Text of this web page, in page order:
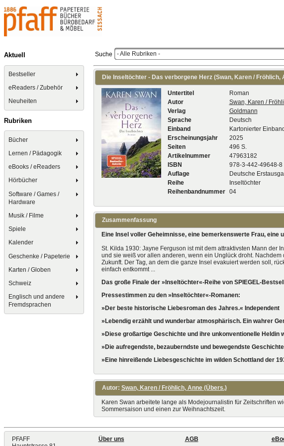
Aktuell
Bestseller
eReaders / Zubehör
Neuheiten
Rubriken
Bücher
Lernen / Pädagogik
eBooks / eReaders
Hörbücher
Software / Games /
Hardware
Musik / Filme
Spiele
Kalender
Geschenke / Papeterie
Karten / Globen
Schweiz
Englisch und andere
Fremdsprachen
Suche - Alle Rubriken -
Die Inseltöchter - Das verborgene Herz (Swan, Karen / Fröhlich,
Untertitel
Roman
Autor
Swan, Karen /
Verlag
Goldmann
Sprache
Deutsch
Einband
Kartonierter
Erscheinungsjahr
2025
Seiten
496 S.
Artikelnummer
47963182
ISBN
978-3-442-49648-8
Auflage
Deutsche
Reihe
Inseltöchter
Reihenbandnummer
04
Zusammenfassung
Eine Insel voller Geheimnisse, eine bemerkenswerte Frau, eine
St. Kilda 1930: Jayne Ferguson ist mit dem attraktivsten Mann der
und sie weiß vor allen anderen, wenn ein Unglück droht.
Zukunft. Der Tag, an dem die ganze Insel evakuiert werden soll,
einfach entkommt ...
Das große Finale der »Inseltöchter«-Reihe von SPIEGEL-
Pressestimmen zu den »Inseltöchter«-Romanen:
»Der beste historische Liebesroman des Jahres.« Independent
»Lebendig erzählt und wunderbar atmosphärisch. Ein wahrer
»Diese großartige Geschichte und ihre unkonventionelle Heldin
»Die aufregendste, bezauberndste und bewegendste
»Eine hinreißende Liebesgeschichte im wilden Schottland der
Autor: Swan, Karen / Fröhlich, Anne (Übers.)
Karen Swan arbeitete lange als Modejournalistin für Zeitschriften
Sommersaison und einen zur Weihnachtszeit.
PFAFF
Über uns
AGB